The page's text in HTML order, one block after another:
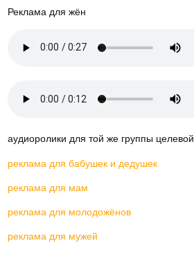
Реклама для жён
аудиоролики для той же группы
реклама для бабушек и дедушек
реклама для мам
реклама для молодожёнов
реклама для мужей